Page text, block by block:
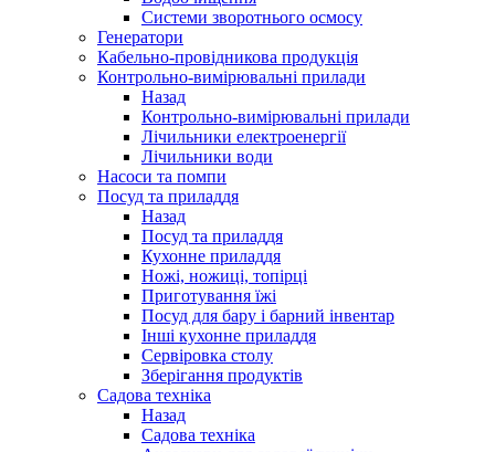
Системи зворотнього осмосу
Генератори
Кабельно-провідникова продукція
Контрольно-вимірювальні прилади
Назад
Контрольно-вимірювальні прилади
Лічильники електроенергії
Лічильники води
Насоси та помпи
Посуд та приладдя
Назад
Посуд та приладдя
Кухонне приладдя
Ножі, ножиці, топірці
Приготування їжі
Посуд для бару і барний інвентар
Інші кухонне приладдя
Сервіровка столу
Зберігання продуктів
Садова техніка
Назад
Садова техніка